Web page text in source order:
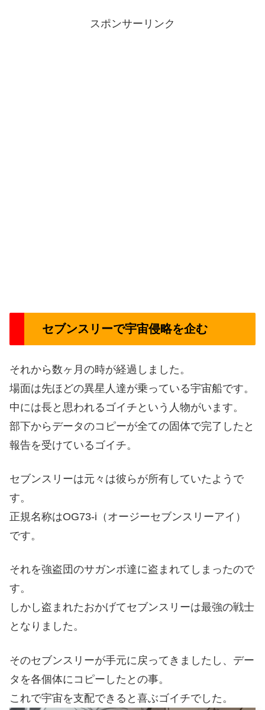
スポンサーリンク
セブンスリーで宇宙侵略を企む
それから数ヶ月の時が経過しました。
場面は先ほどの異星人達が乗っている宇宙船です。
中には長と思われるゴイチという人物がいます。
部下からデータのコピーが全ての固体で完了したと
報告を受けているゴイチ。
セブンスリーは元々は彼らが所有していたようで
す。
正規名称はOG73-i（オージーセブンスリーアイ）
です。
それを強盗団のサガンボ達に盗まれてしまったので
す。
しかし盗まれたおかげてセブンスリーは最強の戦士
となりました。
そのセブンスリーが手元に戻ってきましたし、デー
タを各個体にコピーしたとの事。
これで宇宙を支配できると喜ぶゴイチでした。